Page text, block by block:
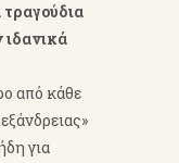
τραγούδια
ιδανικά
από κάθε
για